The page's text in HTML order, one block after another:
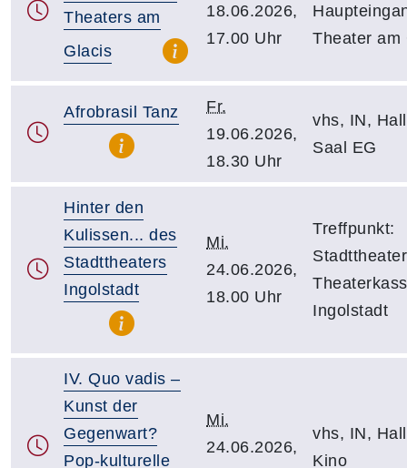
Theaters am
Glacis
18.06.2026,
17.00 Uhr
Theater am
Afrobrasil Tanz
Fr.
19.06.2026,
18.30 Uhr
vhs, IN,
Saal EG
Hinter den
Kulissen... des
Stadttheaters
Ingolstadt
Mi.
24.06.2026,
18.00 Uhr
Treffpunkt:
Stadttheater
Ingolstadt
IV. Quo vadis –
Kunst der
Gegenwart?
Pop-kulturelle
Mi.
24.06.2026,
vhs, IN,
Kino